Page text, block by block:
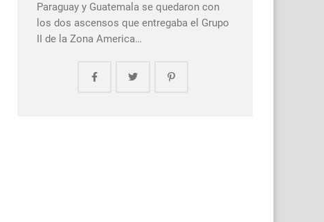
Paraguay y Guatemala se quedaron con
los dos ascensos que entregaba el Grupo
II de la Zona America…